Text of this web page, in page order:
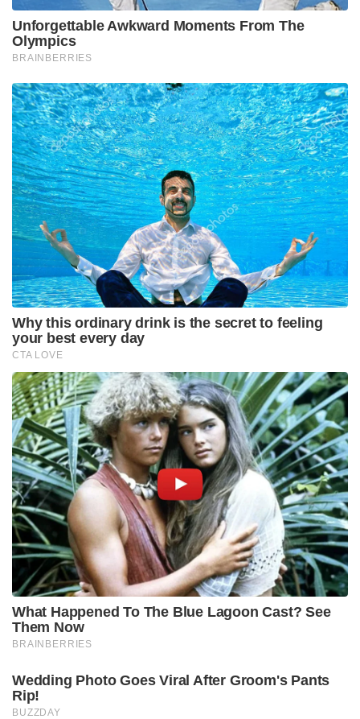
Unforgettable Awkward Moments From The
Olympics
BRAINBERRIES
Why this ordinary drink is the secret to feeling
your best every day
CTA LOVE
What Happened To The Blue Lagoon Cast? See
Them Now
BRAINBERRIES
Wedding Photo Goes Viral After Groom's Pants
Rip!
BUZZDAY